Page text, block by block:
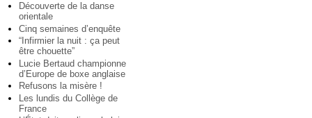
Découverte de la danse
orientale
Cinq semaines d’enquête
“Infirmier la nuit : ça peut
être chouette”
Lucie Bertaud championne
d’Europe de boxe anglaise
Refusons la misère !
Les lundis du Collège de
France